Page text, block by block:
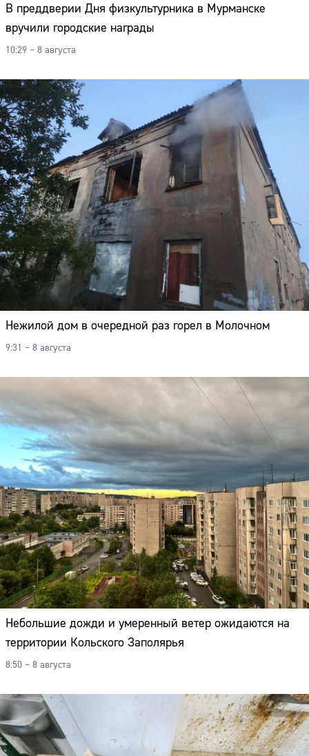
В преддверии Дня физкультурника в Мурманске
вручили городские награды
10:29 – 8 августа
Нежилой дом в очередной раз горел в Молочном
9:31 – 8 августа
Небольшие дожди и умеренный ветер ожидаются на
территории Кольского Заполярья
8:50 – 8 августа